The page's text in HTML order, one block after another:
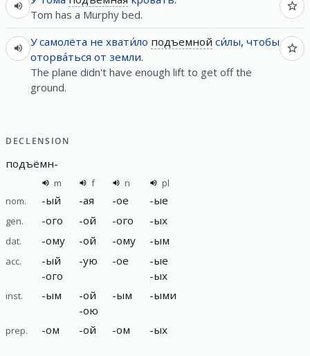
Tom has a Murphy bed.
У самолёта не хвати́ло подъемной си́лы, чтобы
оторва́ться от земли.
The plane didn't have enough lift to get off the
ground.
DECLENSION
подъёмн-
m f n
pl
nom.
-ый -ая -ое -ые
gen. -ого -ой -ого -ых
dat. -ому -ой -ому -ым
acc. -ый
-ого
-ую -ое -ые
-ых
inst. -ым -ой
-ою
-ым -ыми
prep. -ом -ой -ом -ых